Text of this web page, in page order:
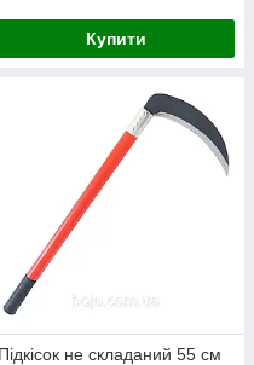
Купити
Підкісок не складаний 55 см